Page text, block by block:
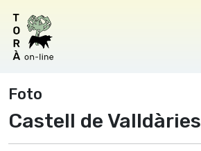
Foto
Castell de Valldàries